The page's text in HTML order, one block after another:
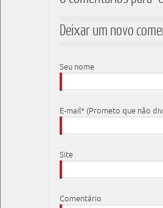
Deixar um novo
Seu nome
E-mail* (Prometo que não
Site
Comentário